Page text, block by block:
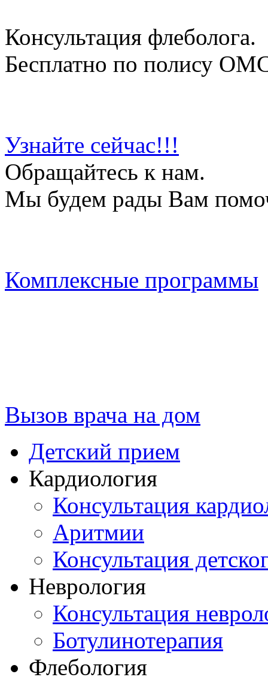
Консультация флеболога.
Бесплатно по полису
Узнайте сейчас!!!
Обращайтесь к нам.
Мы будем рады Вам
Комплексные программы
Вызов врача на дом
Детский прием
Кардиология
Консультация
Аритмии
Консультация
Неврология
Консультация
Ботулинотерапия
Флебология